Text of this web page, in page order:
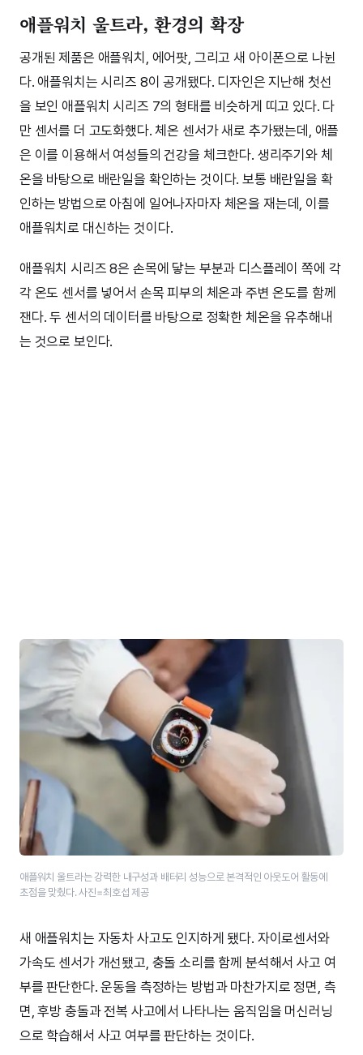
애플워치 울트라, 환경의 확장
공개된 제품은 애플워치, 에어팟, 그리고 새 아이폰으로 나뉜
다. 애플워치는 시리즈 8이 공개됐다. 디자인은 지난해 첫선
을 보인 애플워치 시리즈 7의 형태를 비슷하게 띠고 있다. 다
만 센서를 더 고도화했다. 체온 센서가 새로 추가됐는데, 애플
은 이를 이용해서 여성들의 건강을 체크한다. 생리주기와 체
온을 바탕으로 배란일을 확인하는 것이다. 보통 배란일을 확
인하는 방법으로 아침에 일어나자마자 체온을 재는데, 이를
애플워치로 대신하는 것이다.
애플워치 시리즈 8은 손목에 닿는 부분과 디스플레이 쪽에 각
각 온도 센서를 넣어서 손목 피부의 체온과 주변 온도를 함께
잰다. 두 센서의 데이터를 바탕으로 정확한 체온을 유추해내
는 것으로 보인다.
애플워치 울트라는 강력한 내구성과 배터리 성능으로 본격적인 아웃도어 활동에
초점을 맞췄다. 사진=최호섭 제공
새 애플워치는 자동차 사고도 인지하게 됐다. 자이로센서와
가속도 센서가 개선됐고, 충돌 소리를 함께 분석해서 사고 여
부를 판단한다. 운동을 측정하는 방법과 마찬가지로 정면, 측
면, 후방 충돌과 전복 사고에서 나타나는 움직임을 머신러닝
으로 학습해서 사고 여부를 판단하는 것이다.